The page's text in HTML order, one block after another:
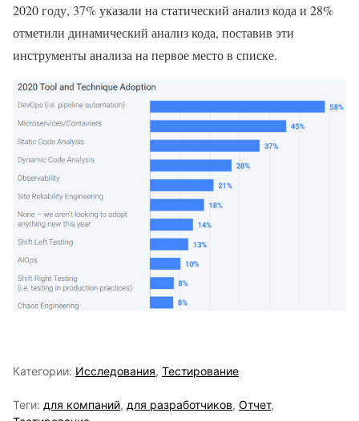
2020 году, 37% указали на статический анализ кода и 28%
отметили динамический анализ кода, поставив эти
инструменты анализа на первое место в списке.
Категории: Исследования, Тестирование
Теги: для компаний, для разработчиков, Отчет,